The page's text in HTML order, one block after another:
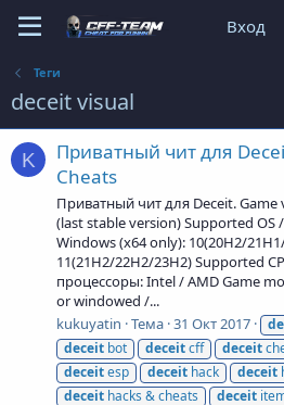
Вход
Теги
deceit visual
K
Приватный чит для
Cheats
Приватный чит для Deceit.
(last stable version) Supported
Windows (x64 only): 10(20H2/
11(21H2/22H2/23H2) Supported
процессоры: Intel / AMD Game
or windowed /...
kukuyatin Тема 31 Окт 2017
deceit bot deceitcff deceit
deceitesp deceit hack deceit
deceit hacks & cheats deceit